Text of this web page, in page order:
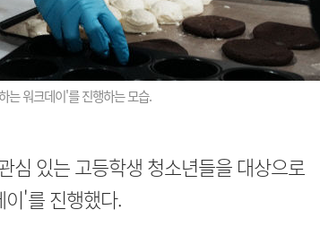
는 워크데이'를 진행하는 모습.
심 있는 고등학생 청소년들을 대상으로
'를 진행했다.